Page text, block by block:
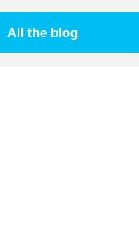
All the blog